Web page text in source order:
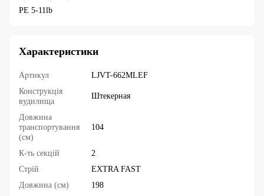
PE 5-11lb
Характеристики
Артикул
LJVT-662MLEF
Конструкція
вудилища
Штекерная
Довжина
транспортування
(см)
104
К-ть секцій
2
Стрій
EXTRA FAST
Довжина (см)
198